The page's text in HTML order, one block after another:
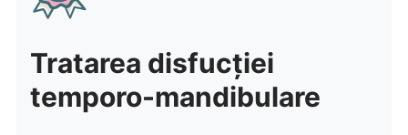
Tratarea disfucției
temporo-mandibulare